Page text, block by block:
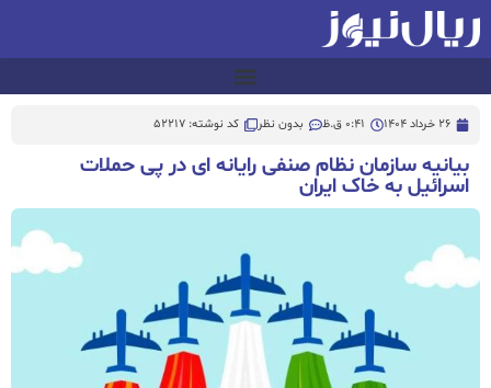
26 خرداد 1404 0:41 ق.ظ بدون نظر کد نوشته: 52217
بیانیه سازمان نظام صنفی رایانه ای در پی حملات
اسرائیل به خاک ایران